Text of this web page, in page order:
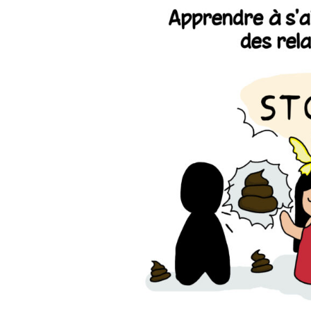
A-Z : Musique &